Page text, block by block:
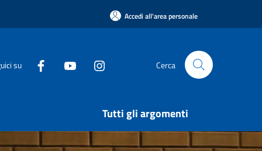
Accedi all'area personale
su Cerca
Tutti gli argomenti